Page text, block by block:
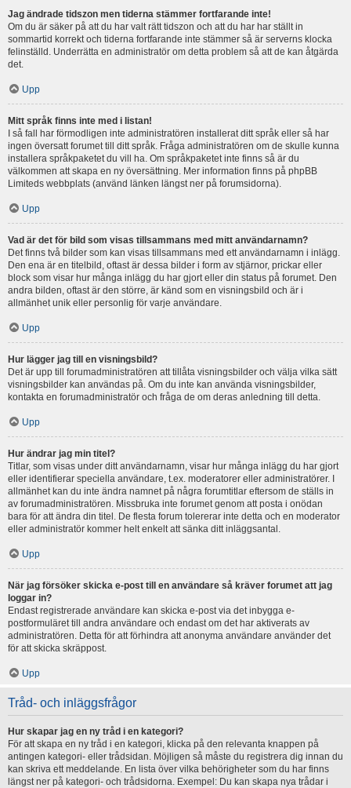
Jag ändrade tidszon men tiderna stämmer fortfarande inte!
Om du är säker på att du har valt rätt tidszon och att du har har ställt in
sommartid korrekt och tiderna fortfarande inte stämmer så är serverns klocka
felinställd. Underrätta en administratör om detta problem så att de kan åtgärda
det.
Upp
Mitt språk finns inte med i listan!
I så fall har förmodligen inte administratören installerat ditt språk eller så har
ingen översatt forumet till ditt språk. Fråga administratören om de skulle kunna
installera språkpaketet du vill ha. Om språkpaketet inte finns så är du
välkommen att skapa en ny översättning. Mer information finns på phpBB
Limiteds webbplats (använd länken längst ner på forumsidorna).
Upp
Vad är det för bild som visas tillsammans med mitt användarnamn?
Det finns två bilder som kan visas tillsammans med ett användarnamn i inlägg.
Den ena är en titelbild, oftast är dessa bilder i form av stjärnor, prickar eller
block som visar hur många inlägg du har gjort eller din status på forumet. Den
andra bilden, oftast är den större, är känd som en visningsbild och är i
allmänhet unik eller personlig för varje användare.
Upp
Hur lägger jag till en visningsbild?
Det är upp till forumadministratören att tillåta visningsbilder och välja vilka sätt
visningsbilder kan användas på. Om du inte kan använda visningsbilder,
kontakta en forumadministratör och fråga de om deras anledning till detta.
Upp
Hur ändrar jag min titel?
Titlar, som visas under ditt användarnamn, visar hur många inlägg du har gjort
eller identifierar speciella användare, t.ex. moderatorer eller administratörer. I
allmänhet kan du inte ändra namnet på några forumtitlar eftersom de ställs in
av forumadministratören. Missbruka inte forumet genom att posta i onödan
bara för att ändra din titel. De flesta forum tolererar inte detta och en moderator
eller administratör kommer helt enkelt att sänka ditt inläggsantal.
Upp
När jag försöker skicka e-post till en användare så kräver forumet att jag
loggar in?
Endast registrerade användare kan skicka e-post via det inbygga e-
postformuläret till andra användare och endast om det har aktiverats av
administratören. Detta för att förhindra att anonyma användare använder det
för att skicka skräppost.
Upp
Tråd- och inläggsfrågor
Hur skapar jag en ny tråd i en kategori?
För att skapa en ny tråd i en kategori, klicka på den relevanta knappen på
antingen kategori- eller trådsidan. Möjligen så måste du registrera dig innan du
kan skriva ett meddelande. En lista över vilka behörigheter som du har finns
längst ner på kategori- och trådsidorna. Exempel: Du kan skapa nya trådar i